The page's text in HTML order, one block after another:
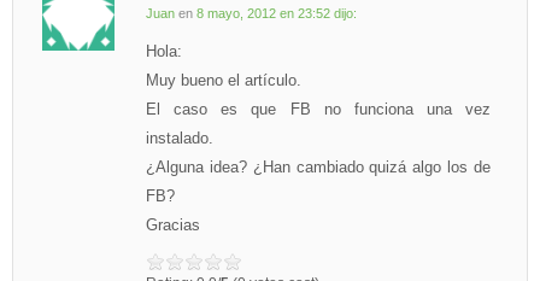
Juan en 8 mayo, 2012 en 23:52 dijo:
Hola:
Muy bueno el artículo.
El caso es que FB no funciona una vez
instalado.
¿Alguna idea? ¿Han cambiado quizá algo los de
FB?
Gracias